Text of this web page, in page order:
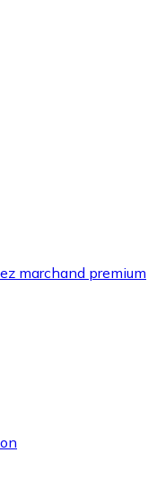
marchand premium